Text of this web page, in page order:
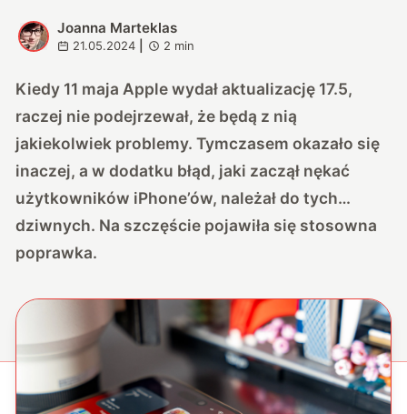
J
Joanna Marteklas
21.05.2024 2 min
Kiedy 11 maja Apple wydał aktualizację 17.5,
raczej nie podejrzewał, że będą z nią
jakiekolwiek problemy. Tymczasem okazało się
inaczej, a w dodatku błąd, jaki zaczął nękać
użytkowników iPhone’ów, należał do tych…
dziwnych. Na szczęście pojawiła się stosowna
poprawka.